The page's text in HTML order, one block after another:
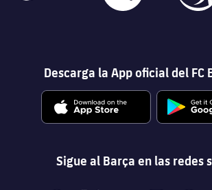
Descarga la App oficial del FC
Sigue al Barça en las redes